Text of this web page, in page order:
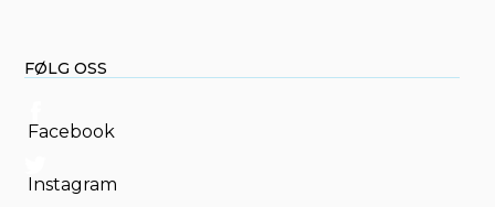
FØLG OSS
Facebook
Instagram